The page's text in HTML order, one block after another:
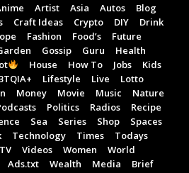
Artist Asia Autos
Blog
Craft Ideas Crypto DIY
Drink
Fashion Food’s
Future
Gossip Guru
Health
House How To Jobs
Kids
Lifestyle Live
Lotto
Money Movie Music
Nature
Politics Radios
Recipe
Sea Series Shop
Spaces
Technology Times
Todays
TV Videos Women
World
Ads.txt Wealth Media Brief